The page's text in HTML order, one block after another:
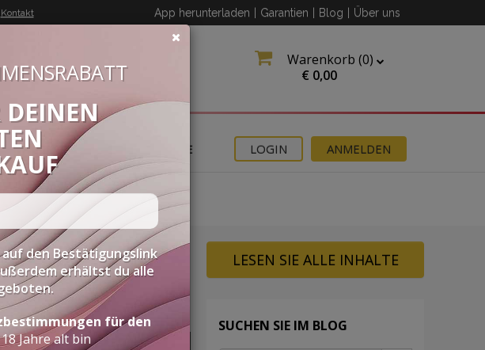
Kontakt App herunterladen Garantien Blog Über uns
Warenkorb (0)
€ 0,00
ZUBEHÖR ANGEBOTE ANMELDEN
LOGIN
LESEN SIE ALLE INHALTE
SUCHEN SIE IM BLOG
DEINEN
den Bestätigungslink
erhältst du alle
für den
Jahre alt bin